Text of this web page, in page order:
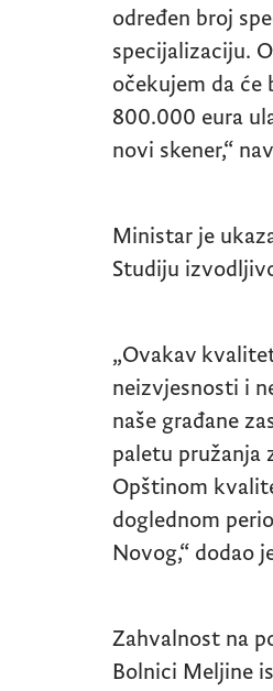
određen broj
specijalizaciju.
očekujem da će
800.000 eura
novi skener,“
Ministar je
Studiju
„Ovakav
neizvjesnosti i
naše građane
paletu pružanja
Opštinom
doglednom
Novog,“ dodao
Zahvalnost na
Bolnici Meljine